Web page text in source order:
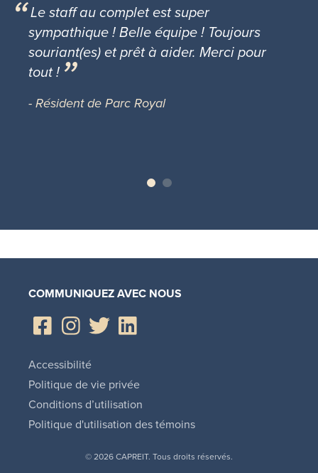
Le staff au complet est super
sympathique ! Belle équipe ! Toujours
souriant(es) et prêt à aider. Merci pour
tout !
- Résident de Parc Royal
COMMUNIQUEZ AVEC NOUS
© 2026 CAPREIT. Tous droits réservés.
Accessibilité
Politique de vie privée
Conditions d’utilisation
Politique d'utilisation des témoins